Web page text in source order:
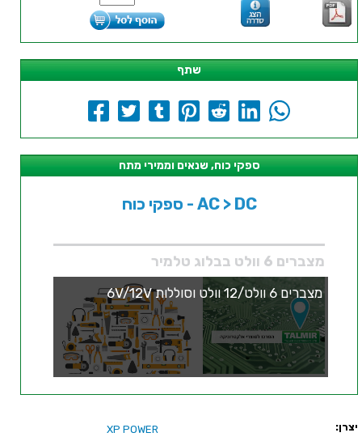
שתף
ספקי כוח, שנאים וממירי מתח
ספקי כוח - AC > DC
מצברים 6 וולט בבלוג טלמיר
מצברים 6 וולט/12 וולט וסוללות 6V/12V
יצרן: XP POWER